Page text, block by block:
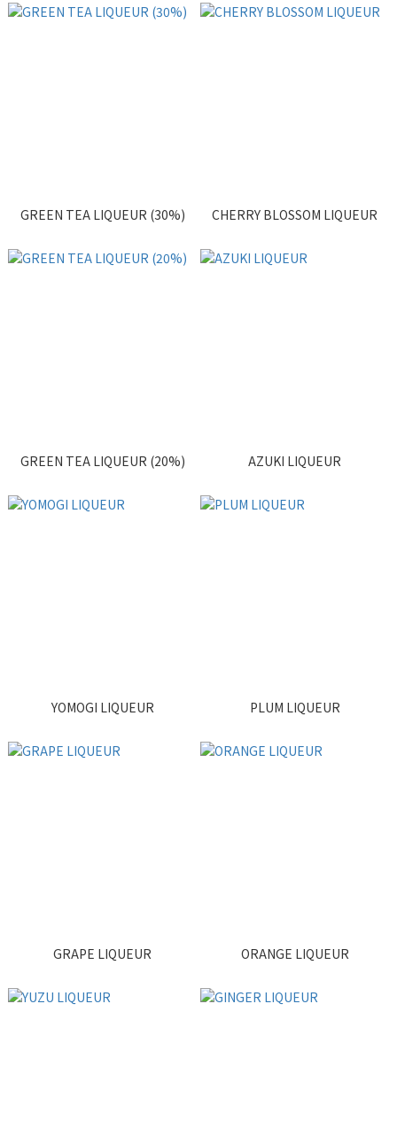
GREEN TEA LIQUEUR (30%) CHERRY BLOSSOM LIQUEUR
GREEN TEA LIQUEUR (20%) AZUKI LIQUEUR
YOMOGI LIQUEUR PLUM LIQUEUR
GRAPE LIQUEUR ORANGE LIQUEUR